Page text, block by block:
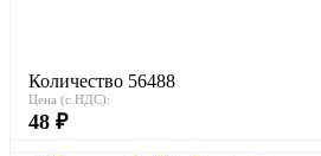
Количество 56488
Цена (с НДС):
48 ₽